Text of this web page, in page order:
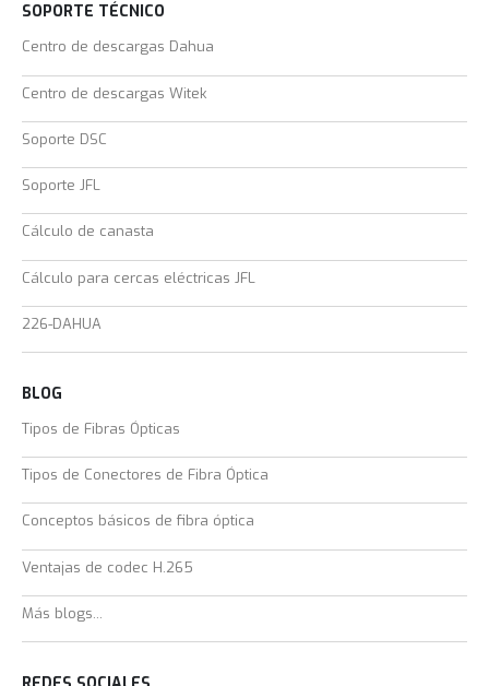
SOPORTE TÉCNICO
Centro de descargas Dahua
Centro de descargas Witek
Soporte DSC
Soporte JFL
Cálculo de canasta
Cálculo para cercas eléctricas JFL
226-DAHUA
BLOG
Tipos de Fibras Ópticas
Tipos de Conectores de Fibra Óptica
Conceptos básicos de fibra óptica
Ventajas de codec H.265
Más blogs...